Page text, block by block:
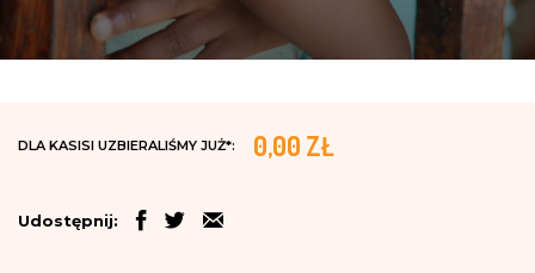
DLA KASISI UZBIERALIŚMY JUŻ*: 0,00 ZŁ
Udostępnij: